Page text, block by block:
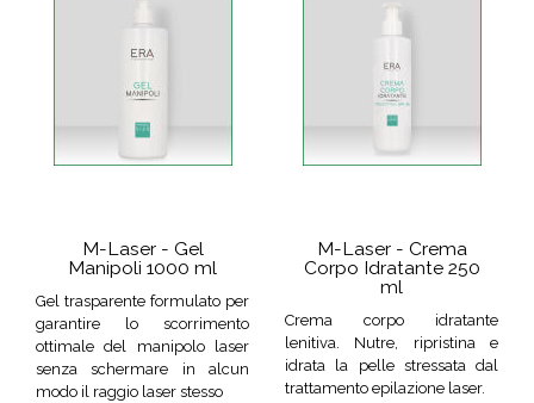
M-Laser - Gel
Manipoli 1000 ml
Gel trasparente formulato per
garantire lo scorrimento
ottimale del manipolo laser
senza schermare in alcun
modo il raggio laser stesso
M-Laser - Crema
Corpo Idratante 250
ml
Crema corpo idratante
lenitiva. Nutre, ripristina e
idrata la pelle stressata dal
trattamento epilazione laser.